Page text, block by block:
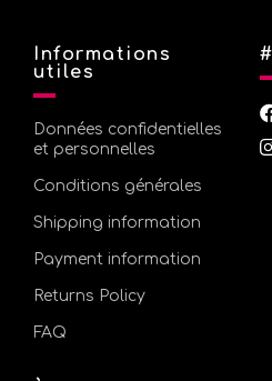
Informations
utiles
Données confidentielles
et personnelles
Conditions générales
Shipping information
Payment information
Returns Policy
FAQ